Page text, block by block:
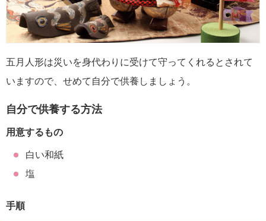
五月人形は災いを身代わりに受けて守ってくれるとされて
いますので、せめて自分で供養しましょう。
自分で供養する方法
用意するもの
白い和紙
塩
手順